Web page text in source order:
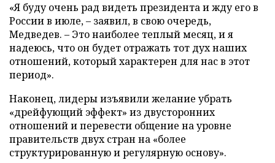
«Я буду очень рад видеть президента и жду его в
России в июле, – заявил, в свою очередь,
Медведев. – Это наиболее теплый месяц, и я
надеюсь, что он будет отражать тот дух наших
отношений, который характерен для нас в этот
период».
Наконец, лидеры изъявили желание убрать
«дрейфующий эффект» из двусторонних
отношений и перевести общение на уровне
правительств двух стран на «более
структурированную и регулярную основу».